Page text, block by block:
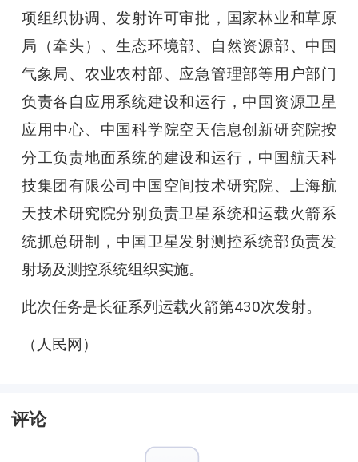
项组织协调、发射许可审批，国家林业和草原
局（牵头）、生态环境部、自然资源部、中国
气象局、农业农村部、应急管理部等用户部门
负责各自应用系统建设和运行，中国资源卫星
应用中心、中国科学院空天信息创新研究院按
分工负责地面系统的建设和运行，中国航天科
技集团有限公司中国空间技术研究院、上海航
天技术研究院分别负责卫星系统和运载火箭系
统抓总研制，中国卫星发射测控系统部负责发
射场及测控系统组织实施。
此次任务是长征系列运载火箭第430次发射。
（人民网）
评论